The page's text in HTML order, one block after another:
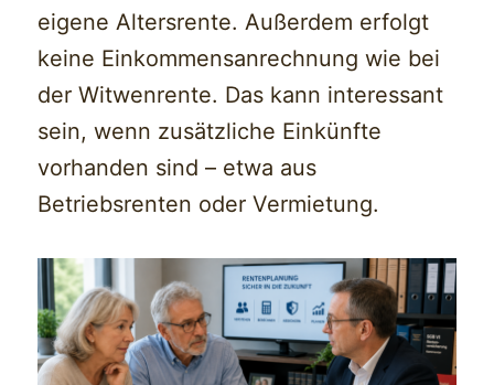
eigene Altersrente. Außerdem erfolgt
keine Einkommensanrechnung wie bei
der Witwenrente. Das kann interessant
sein, wenn zusätzliche Einkünfte
vorhanden sind – etwa aus
Betriebsrenten oder Vermietung.